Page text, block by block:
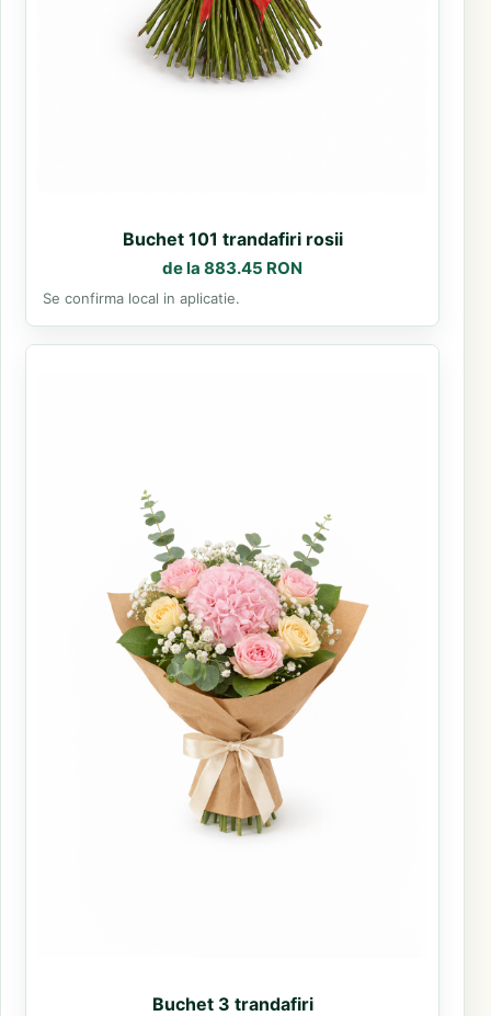
Buchet 101 trandafiri rosii
de la 883.45 RON
Se confirma local in aplicatie.
Buchet 3 trandafiri